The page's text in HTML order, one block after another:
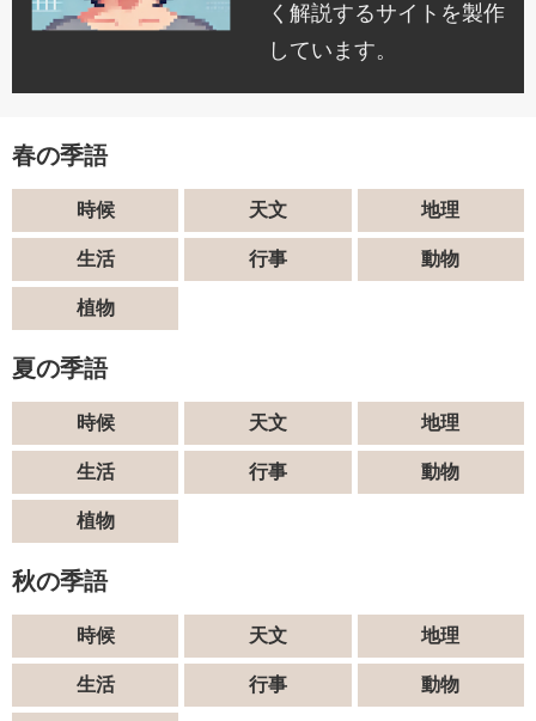
く解説するサイトを製作
しています。
春の季語
時候 天文 地理
生活 行事 動物
植物
夏の季語
時候 天文 地理
生活 行事 動物
植物
秋の季語
時候 天文 地理
生活 行事 動物